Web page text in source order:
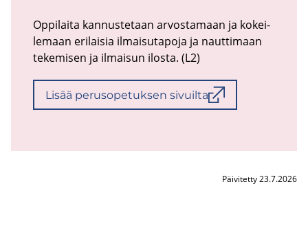
Op­pi­lai­ta kan­nus­te­taan ar­vos­ta­maan ja ko­kei­
le­maan eri­lai­sia il­mai­su­ta­po­ja ja naut­ti­maan
te­ke­mi­sen ja il­mai­sun ilos­ta. (L2)
Lisää pe­rus­o­pe­tuk­sen si­vuil­ta
Päivitetty 23.7.2026